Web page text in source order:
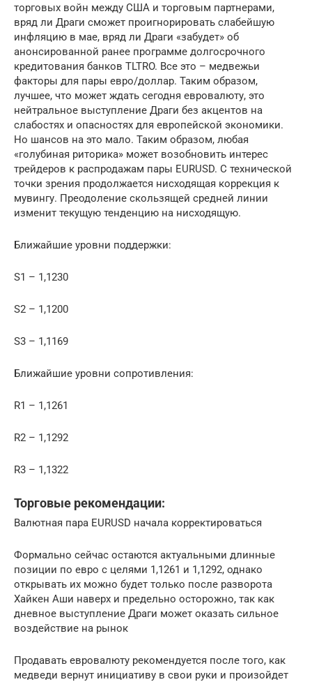
торговых войн между США и торговым партнерами,
вряд ли Драги сможет проигнорировать слабейшую
инфляцию в мае, вряд ли Драги «забудет» об
анонсированной ранее программе долгосрочного
кредитования банков TLTRO. Все это – медвежьи
факторы для пары евро/доллар. Таким образом,
лучшее, что может ждать сегодня евровалюту, это
нейтральное выступление Драги без акцентов на
слабостях и опасностях для европейской экономики.
Но шансов на это мало. Таким образом, любая
«голубиная риторика» может возобновить интерес
трейдеров к распродажам пары EURUSD. С технической
точки зрения продолжается нисходящая коррекция к
мувингу. Преодоление скользящей средней линии
изменит текущую тенденцию на нисходящую.
Ближайшие уровни поддержки:
S1 – 1,1230
S2 – 1,1200
S3 – 1,1169
Ближайшие уровни сопротивления:
R1 – 1,1261
R2 – 1,1292
R3 – 1,1322
Торговые рекомендации:
Валютная пара EURUSD начала корректироваться
Формально сейчас остаются актуальными длинные
позиции по евро с целями 1,1261 и 1,1292, однако
открывать их можно будет только после разворота
Хайкен Аши наверх и предельно осторожно, так как
дневное выступление Драги может оказать сильное
воздействие на рынок
Продавать евровалюту рекомендуется после того, как
медведи вернут инициативу в свои руки и произойдет